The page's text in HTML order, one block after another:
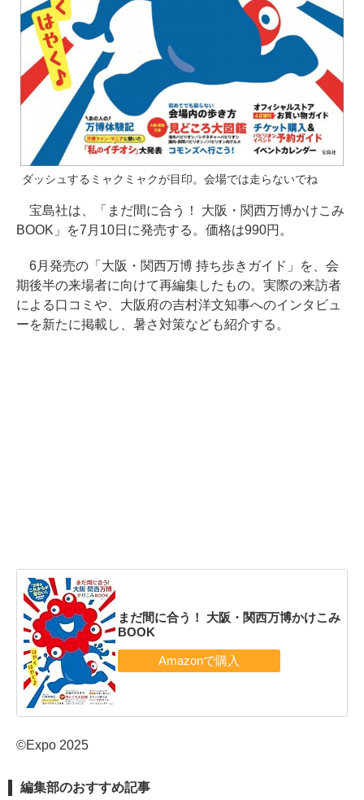
ダッシュするミャクミャクが目印。会場では走らないでね
宝島社は、「まだ間に合う！ 大阪・関西万博かけこみ
BOOK」を7月10日に発売する。価格は990円。
6月発売の「大阪・関西万博 持ち歩きガイド」を、会
期後半の来場者に向けて再編集したもの。実際の来訪者
による口コミや、大阪府の吉村洋文知事へのインタビュ
ーを新たに掲載し、暑さ対策なども紹介する。
まだ間に合う！ 大阪・関西万博かけこみ
BOOK
©Expo 2025
編集部のおすすめ記事